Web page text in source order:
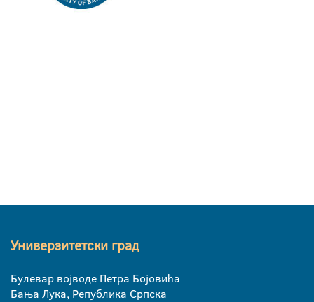
Универзитетски град
Булевар војводе Петра Бојовића
Бања Лука, Република Српска